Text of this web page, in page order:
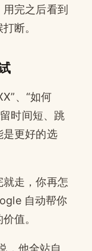
完之后看到
断。
、“如何
时间短、跳
是更好的选
走，你再怎
自动帮你
值。
，他全站自